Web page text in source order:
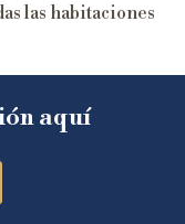
las habitaciones
aquí